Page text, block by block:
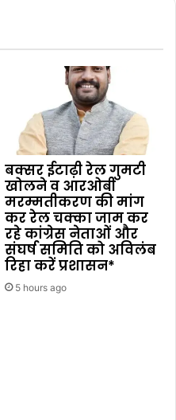
बक्सर ईटाढ़ी रेल गुमटी
खोलने व आरओबी
मरम्मतीकरण की मांग
कर रेल चक्का जाम कर
रहे कांग्रेस नेताओं और
संघर्ष समिति को अविलंब
रिहा करें प्रशासन*
5 hours ago